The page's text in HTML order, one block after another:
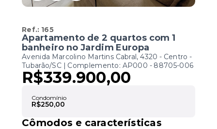
Ref.: 165
Apartamento de 2 quartos com 1
banheiro no Jardim Europa
Avenida Marcolino Martins Cabral, 4320 - Centro -
Tubarão/SC | Complemento: AP000 - 88705-006
R$339.900,00
Condomínio
R$250,00
Cômodos e características